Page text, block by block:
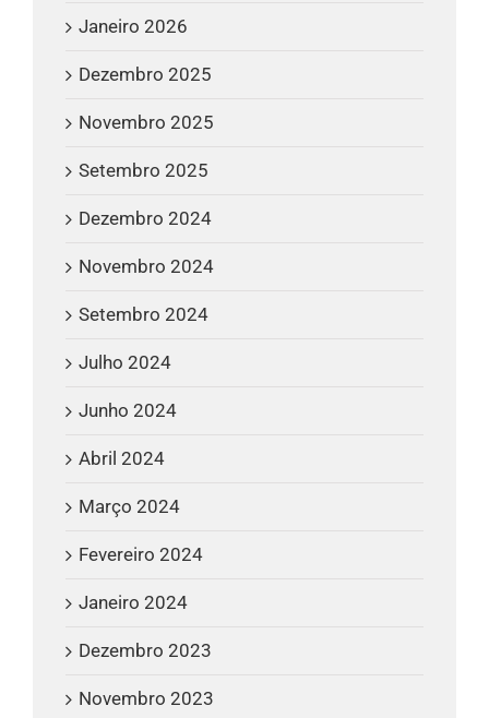
Janeiro 2026
Dezembro 2025
Novembro 2025
Setembro 2025
Dezembro 2024
Novembro 2024
Setembro 2024
Julho 2024
Junho 2024
Abril 2024
Março 2024
Fevereiro 2024
Janeiro 2024
Dezembro 2023
Novembro 2023